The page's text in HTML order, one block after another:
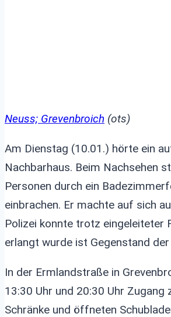
Neuss; Grevenbroich (ots)
Am Dienstag (10.01.) hörte ein
Nachbarhaus. Beim Nachsehen
Personen durch ein
einbrachen. Er machte auf sich
Polizei konnte trotz eingeleiteter
erlangt wurde ist Gegenstand
In der Ermlandstraße in
13:30 Uhr und 20:30 Uhr Zugang
Schränke und öffneten